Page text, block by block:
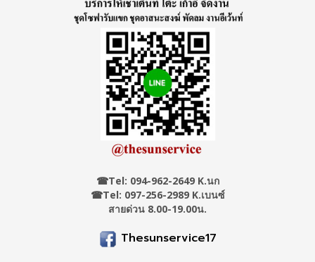
☎Tel: 094-962-2649 K.นก
☎Tel: 097-256-2989 K.เบนซ์
สายด่วน 8.00-19.00น.
Thesunservice17